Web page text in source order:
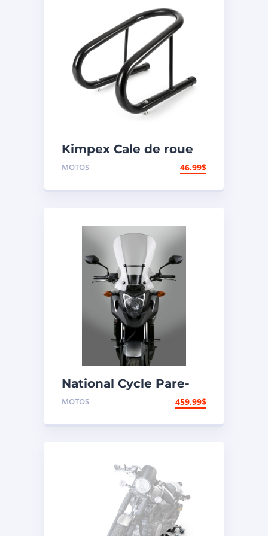
Kimpex Cale de roue
hors-route de
MOTOS 46.99$
National Cycle Pare-
brise aéroacoustique
MOTOS 459.99$